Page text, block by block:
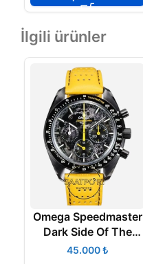
İlgili ürünler
Omega Speedmaster
Dark Side Of The
Moon Yellow Apollo 8
₺